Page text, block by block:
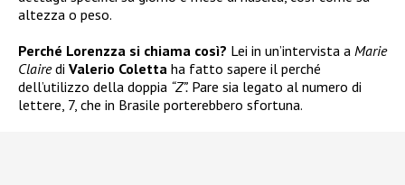
altezza o peso.
Perché Lorenzza si chiama così? Lei in un’intervista a Marie
Clairedi Valerio Coletta ha fatto sapere il perché
dell’utilizzo della doppia “Z”. Pare sia legato al numero di
lettere, 7, che in Brasile porterebbero sfortuna.